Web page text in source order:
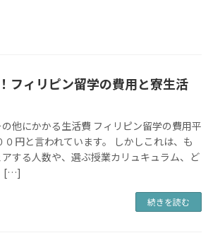
フィリピン留学の費用と寮生活
他にかかる生活費 フィリピン留学の費用平
円と言われています。 しかしこれは、も
する人数や、選ぶ授業カリュキュラム、ど
[…]
続きを読む